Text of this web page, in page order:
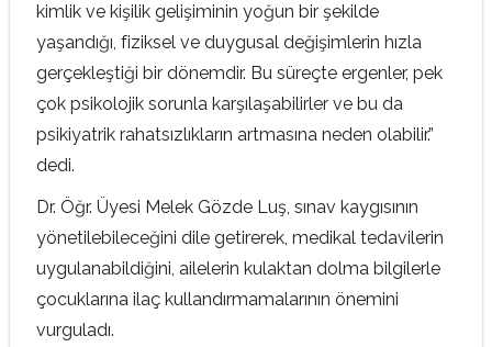
kimlik ve kişilik gelişiminin yoğun bir şekilde
yaşandığı, fiziksel ve duygusal değişimlerin hızla
gerçekleştiği bir dönemdir. Bu süreçte ergenler, pek
çok psikolojik sorunla karşılaşabilirler ve bu da
psikiyatrik rahatsızlıkların artmasına neden olabilir.”
dedi.
Dr. Öğr. Üyesi Melek Gözde Luş, sınav kaygısının
yönetilebileceğini dile getirerek, medikal tedavilerin
uygulanabildiğini, ailelerin kulaktan dolma bilgilerle
çocuklarına ilaç kullandırmamalarının önemini
vurguladı.